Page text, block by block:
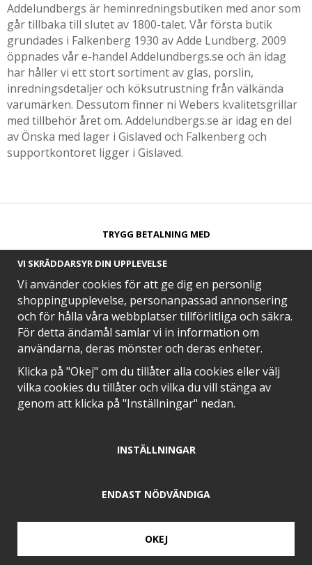
Addelundbergs är heminredningsbutiken med anor som
går tillbaka till slutet av 1800-talet. Vår första butik
grundades i Falkenberg 1930 av Adde Lundberg. 2009
öppnades vår e-handel Addelundbergs.se och än idag
har håller vi ett stort sortiment av glas, porslin,
inredningsdetaljer och köksutrustning från välkända
varumärken. Dessutom finner ni Webers kvalitetsgrillar
med tillbehör året om. Addelundbergs.se är idag en del
av Önska med lager i Gislaved och Falkenberg och
supportkontoret ligger i Gislaved.
TRYGG BETALNING MED​
SNABB LEVERANS MED
EN DEL AV
VI SKRÄDDARSYR DIN UPPLEVELSE
Vi använder cookies för att ge dig en personlig
shoppingupplevelse, personanpassad annonsering
och för hålla våra webbplatser tillförlitliga och säkra.
För detta ändamål samlar vi in information om
användarna, deras mönster och deras enheter.
Klicka på "Okej" om du tillåter alla cookies eller välj
vilka cookies du tillåter och vilka du vill stänga av
genom att klicka på "Inställningar" nedan.
INSTÄLLNINGAR
ENDAST NÖDVÄNDIGA
OKEJ